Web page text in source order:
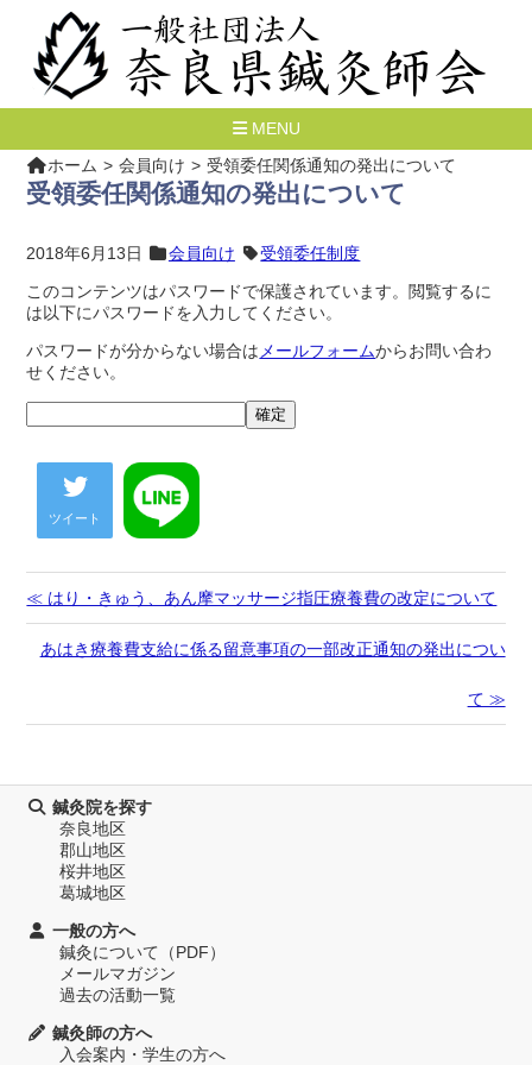
MENU
ホーム
会員向け 受領委任関係通知の発出について
受領委任関係通知の発出について
2018年6月13日 会員向け
受領委任制度
このコンテンツはパスワードで保護されています。閲覧するに
は以下にパスワードを入力してください。
パスワードが分からない場合は メールフォームからお問い合わ
せください。
ツイート
≪ はり・きゅう、あん摩マッサージ指圧療養費の改定について
あはき療養費支給に係る留意事項の一部改正通知の発出につい
て ≫
鍼灸院を探す
奈良地区
郡山地区
桜井地区
葛城地区
一般の方へ
鍼灸について（PDF）
メールマガジン
過去の活動一覧
鍼灸師の方へ
入会案内・学生の方へ